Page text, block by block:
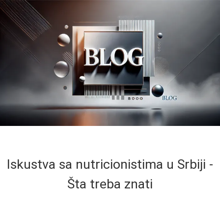
Iskustva sa nutricionistima u Srbiji -
Šta treba znati